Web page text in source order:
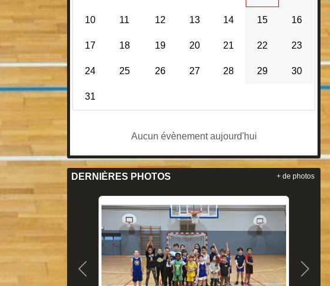
10 11 12 13 14 15 16
17 18 19 20 21 22 23
24 25 26 27 28 29 30
31
Aucun évènement aujourd'hui
DERNIÈRES PHOTOS
Précedent
+ de photos